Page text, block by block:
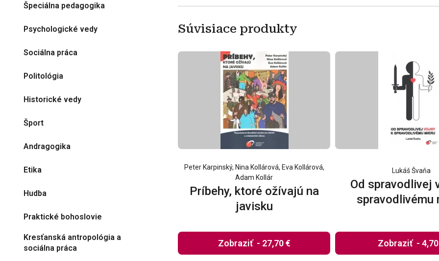
Súvisiace produkty
Peter Karpinský, Nina Kollárová, Eva Kollárová,
Adam Kollár
Príbehy, ktoré ožívajú na
javisku
Zobraziť - 27,70 €
Lukáš Švaňa
Od spravodlivej
spravodlivému
Zobraziť -
Špeciálna pedagogika
Psychologické vedy
Sociálna práca
Politológia
Historické vedy
Šport
Andragogika
Etika
Hudba
Praktické bohoslovie
Kresťanská antropológia a
sociálna práca